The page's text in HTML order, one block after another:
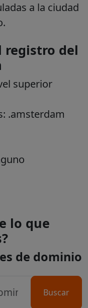
a la ciudad
registro del
superior
.amsterdam
lo que
de dominio
Buscar